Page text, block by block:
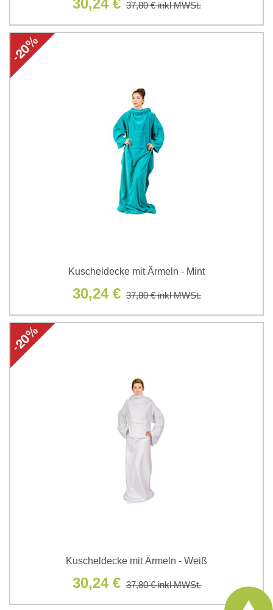
30,24 € 37,80 €inkl MWSt.
Kuscheldecke mit Ärmeln - Mint
30,24 € 37,80 €inkl MWSt.
Kuscheldecke mit Ärmeln - Weiß
30,24 € 37,80 €inkl MWSt.